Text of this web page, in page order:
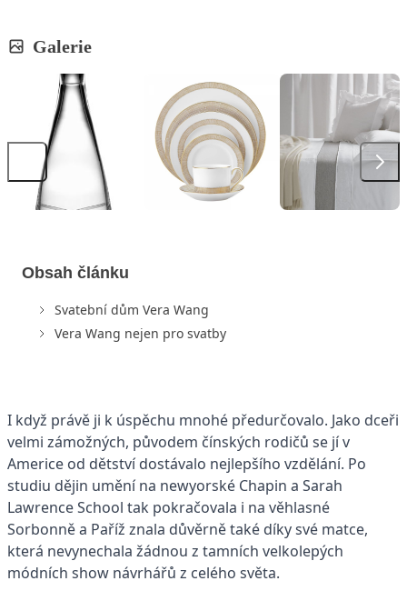
Galerie
Obsah článku
Svatební dům Vera Wang
Vera Wang nejen pro svatby
I když právě ji k úspěchu mnohé předurčovalo. Jako dceři
velmi zámožných, původem čínských rodičů se jí v
Americe od dětství dostávalo nejlepšího vzdělání. Po
studiu dějin umění na newyorské Chapin a Sarah
Lawrence School tak pokračovala i na věhlasné
Sorbonně a Paříž znala důvěrně také díky své matce,
která nevynechala žádnou z tamních velkolepých
módních show návrhářů z celého světa.